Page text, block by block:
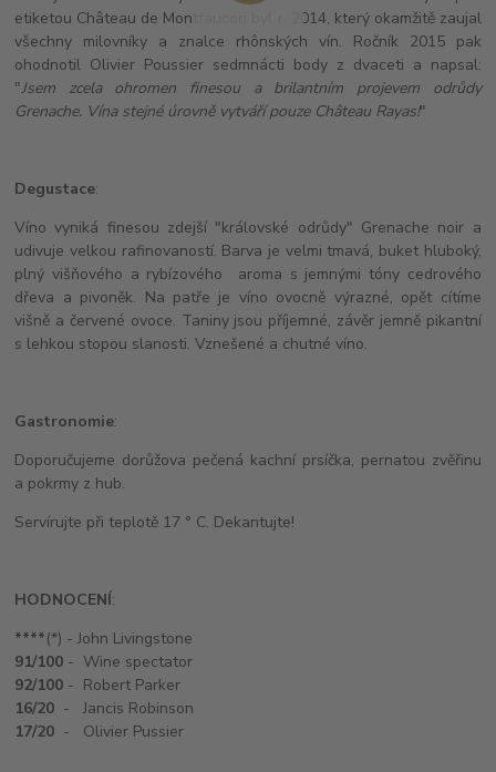
etiketou Château de Montfaucon byl r. 2014, který okamžitě zaujal
všechny milovníky a znalce rhônských vín. Ročník 2015 pak
ohodnotil Olivier Poussier sedmnácti body z dvaceti a napsal:
"Jsem zcela ohromen finesou a brilantním projevem odrůdy
Grenache. Vína stejné úrovně vytváří pouze Château Rayas!"
Degustace:
Víno vyniká finesou zdejší "královské odrůdy" Grenache noir a
udivuje velkou rafinovaností. Barva je velmi tmavá, buket hluboký,
plný višňového a rybízového aroma s jemnými tóny cedrového
dřeva a pivoněk. Na patře je víno ovocně výrazné, opět cítíme
višně a červené ovoce. Taniny jsou příjemné, závěr jemně pikantní
s lehkou stopou slanosti. Vznešené a chutné víno.
Gastronomie:
Doporučujeme dorůžova pečená kachní prsíčka, pernatou zvěřinu
a pokrmy z hub.
Servírujte při teplotě 17 ° C. Dekantujte!
HODNOCENÍ:
****(*) - John Livingstone
91/100 - Wine spectator
92/100 - Robert Parker
16/20 - Jancis Robinson
17/20 - Olivier Pussier